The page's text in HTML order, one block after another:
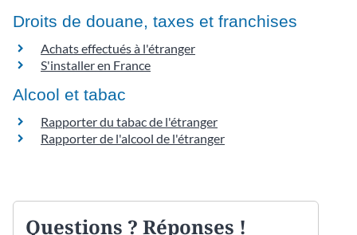
Droits de douane, taxes et franchises
Achats effectués à l'étranger
S'installer en France
Alcool et tabac
Rapporter du tabac de l'étranger
Rapporter de l'alcool de l'étranger
Questions ? Réponses !